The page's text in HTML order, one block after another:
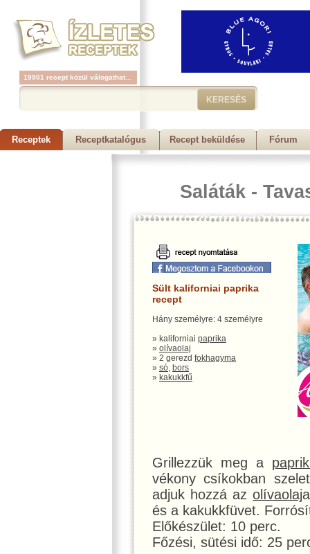
19901 recept közül válogathat...
Receptek Receptkatalógus Recept beküldése Fórum
Saláták -
Sült kaliforniai paprika
recept
Hány személyre: 4 személyre
» kaliforniai paprika
» olívaolaj
» 2 gerezd fokhagyma
» só, bors
» kakukkfű
Grillezzük meg a
vékony csíkokban
adjuk hozzá azolívaolaj
és a kakukkfüvet.
Előkészület: 10 perc.
Főzési, sütési idő: 25